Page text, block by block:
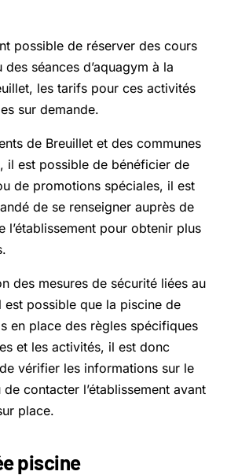
possible de réserver des cours
séances d’aquagym à la
les tarifs pour ces activités
sur demande.
de Breuillet et des communes
il est possible de bénéficier de
de promotions spéciales, il est
de se renseigner auprès de
l’établissement pour obtenir plus
des mesures de sécurité liées au
possible que la piscine de
en place des règles spécifiques
et les activités, il est donc
vérifier les informations sur le
contacter l’établissement avant
place.
piscine